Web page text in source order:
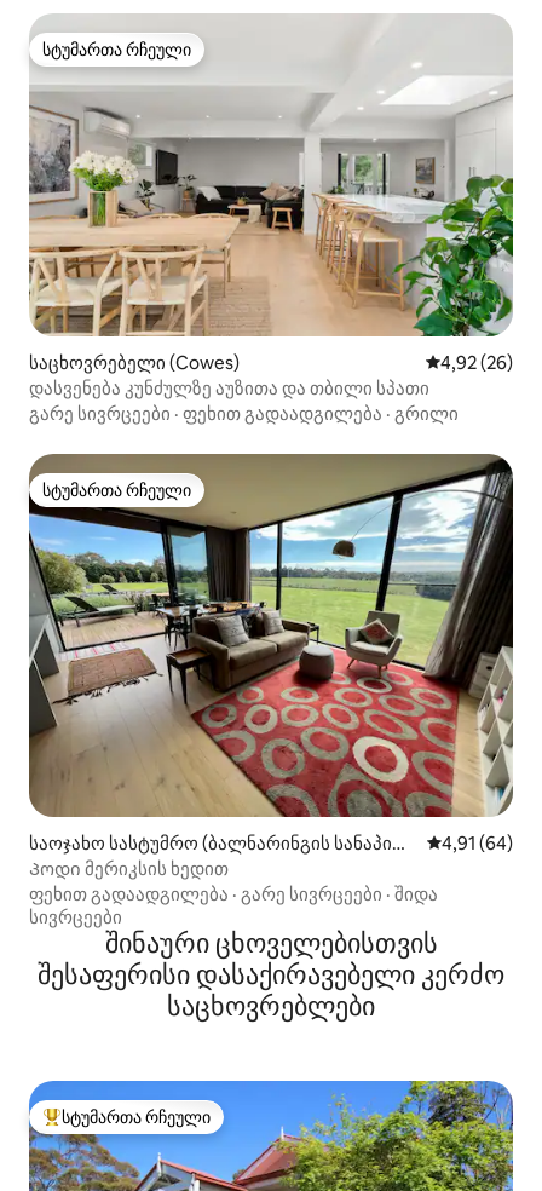
სტუმართა რჩეული
სტუმართა რჩეული
საცხოვრებელი (Cowes) საშუალო
4,92 (26)
დასვენება კუნძულზე აუზითა და თბილი სპათი
გარე სივრცეები · ფეხით გადაადგილება · გრილი
სტუმართა რჩეული
სტუმართა რჩეული
საოჯახო სასტუმრო (ბალნარინგის სანაპირ
ო)
საშუალო
4,91 (64)
Პოდი მერიკსის ხედით
ფეხით გადაადგილება · გარე სივრცეები · შიდა
სივრცეები
შინაური ცხოველებისთვის
შესაფერისი დასაქირავებელი კერძო
საცხოვრებლები
სტუმართა რჩეული მოწინავე ვარიანტი
სტუმართა რჩეული